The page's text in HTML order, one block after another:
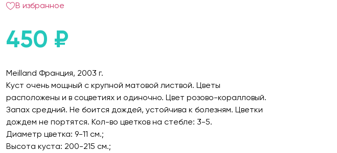
В избранное
450 ₽
Meilland Франция, 2003 г.
Куст очень мощный с крупной матовой листвой. Цветы
расположены и в соцветиях и одиночно. Цвет розово-коралловый.
Запах средний. Не боится дождей, устойчива к болезням. Цветки
дождем не портятся. Кол-во цветков на стебле: 3-5.
Диаметр цветка: 9-11 см.;
Высота куста: 200-215 см.;